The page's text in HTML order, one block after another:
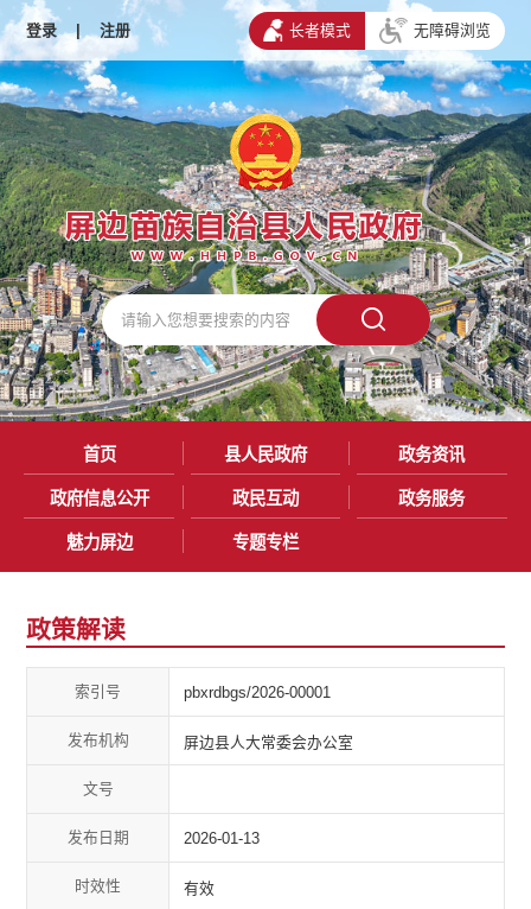
登录 | 注册 长者模式 无障碍浏览
首页 县人民政府 政务资讯
政府信息公开 政民互动 政务服务
魅力屏边 专题专栏
政策解读
索引号 pbxrdbgs/2026-00001
发布机构 屏边县人大常委会办公室
文号
发布日期 2026-01-13
时效性 有效